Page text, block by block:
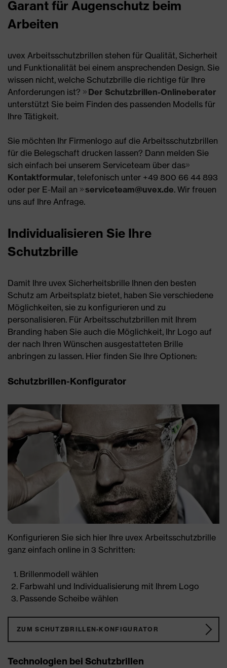
Garant für Augenschutz beim
Arbeiten
uvex Arbeitsschutzbrillen stehen für Qualität, Sicherheit
und Funktionalität bei einem ansprechenden Design. Sie
wissen nicht, welche Schutzbrille die richtige für Ihre
Anforderungen ist?
Der Schutzbrillen-Onlineberater
unterstützt Sie beim Finden des passenden Modells für
Ihre Tätigkeit.
Sie möchten Ihr Firmenlogo auf die Arbeitsschutzbrillen
für die Belegschaft drucken lassen? Dann melden Sie
sich einfach bei unserem Serviceteam über das
Kontaktformular, telefonisch unter +49 800 66 44 893
oder per E-Mail an
serviceteam@uvex.de. Wir freuen
uns auf Ihre Anfrage.
Individualisieren Sie Ihre
Schutzbrille
Damit Ihre uvex Sicherheitsbrille Ihnen den besten
Schutz am Arbeitsplatz bietet, haben Sie verschiedene
Möglichkeiten, sie zu konfigurieren und zu
personalisieren. Für Arbeitsschutzbrillen mit Ihrem
Branding haben Sie auch die Möglichkeit, Ihr Logo auf
der nach Ihren Wünschen ausgestatteten Brille
anbringen zu lassen. Hier finden Sie Ihre Optionen:
Schutzbrillen-Konfigurator
Konfigurieren Sie sich hier Ihre uvex Arbeitsschutzbrille
ganz einfach online in 3 Schritten:
Brillenmodell wählen
Farbwahl und Individualisierung mit Ihrem Logo
Passende Scheibe wählen
ZUM SCHUTZBRILLEN-KONFIGURATOR
Technologien bei Schutzbrillen